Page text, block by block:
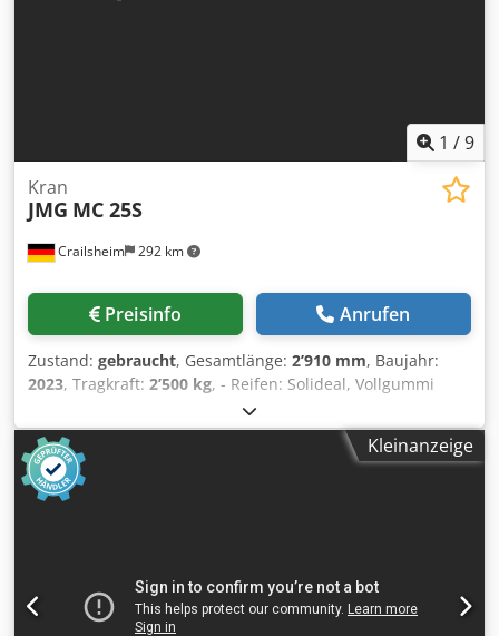
1 /9
Crailsheim 292 km
Kran
JMG MC 25S
Preisinfo Anrufen
Zustand: gebraucht, Gesamtlänge: 2’910 mm, Baujahr:
2023, Tragkraft: 2’500 kg, - Reifen: Solideal, Vollgummi
grau, Typ Magnum Dkedpeztgfwjfx Aqrer - Reifengröße:
vorne 18x7-8, hinten 15x4,5-8 - Radstand: 1635 mm -
Bodenfreiheit Mitte: 70 - Proportional ausfahrbarer
Ausleger - Vorderachse Antrieb mit gegenläufiger
Bewegung - Mobile Kopf ( -70°/-35°/0°/+10°) - Struktur für
Batterie 24 V - 420 Ah 8 Arbeitsstunden - Antriebsräder:
Vorne: Nr.2 superelastich 18x7-8” Hinten: Nr.2
Kleinanzeige